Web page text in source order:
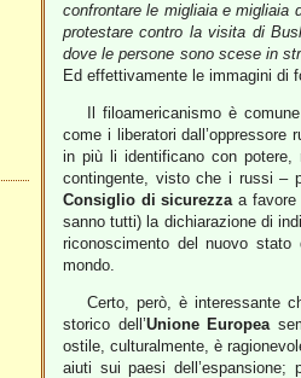
confrontare le migliaia e migliaia
protestare contro la visita di
dove le persone sono scese in
Ed effettivamente le immagini di
Il filoamericanismo è
come i liberatori dall’oppressore
in più li identificano con potere,
contingente, visto che i russi –
Consiglio di sicurezzaa favore
sanno tutti) la dichiarazione di
riconoscimento del nuovo
mondo.
Certo, però, è interessante
storico dell’Unione Europea
ostile, culturalmente, è
aiuti sui paesi dell’espansione;